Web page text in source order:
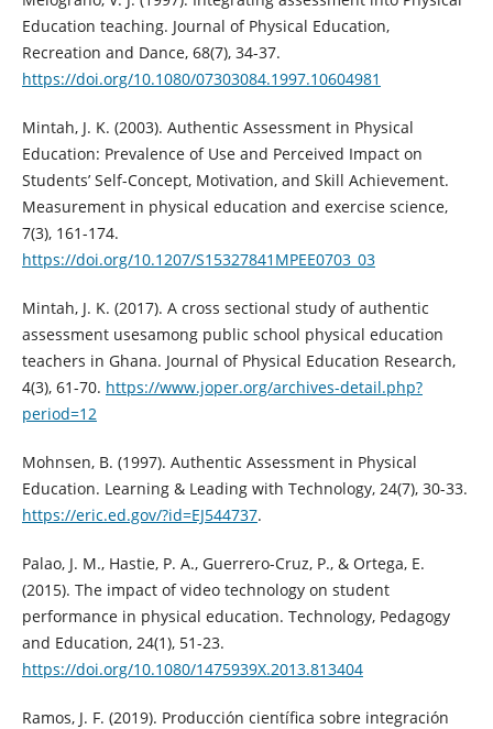
Education teaching. Journal of Physical Education,
Recreation and Dance, 68(7), 34-37.
https://doi.org/10.1080/07303084.1997.10604981
Mintah, J. K. (2003). Authentic Assessment in Physical
Education: Prevalence of Use and Perceived Impact on
Students’ Self-Concept, Motivation, and Skill Achievement.
Measurement in physical education and exercise science,
7(3), 161-174.
https://doi.org/10.1207/S15327841MPEE0703_03
Mintah, J. K. (2017). A cross sectional study of authentic
assessment usesamong public school physical education
teachers in Ghana. Journal of Physical Education Research,
4(3), 61-70. https://www.joper.org/archives-detail.php?
period=12
Mohnsen, B. (1997). Authentic Assessment in Physical
Education. Learning & Leading with Technology, 24(7), 30-33.
https://eric.ed.gov/?id=EJ544737.
Palao, J. M., Hastie, P. A., Guerrero-Cruz, P., & Ortega, E.
(2015). The impact of video technology on student
performance in physical education. Technology, Pedagogy
and Education, 24(1), 51-23.
https://doi.org/10.1080/1475939X.2013.813404
Ramos, J. F. (2019). Producción científica sobre integración